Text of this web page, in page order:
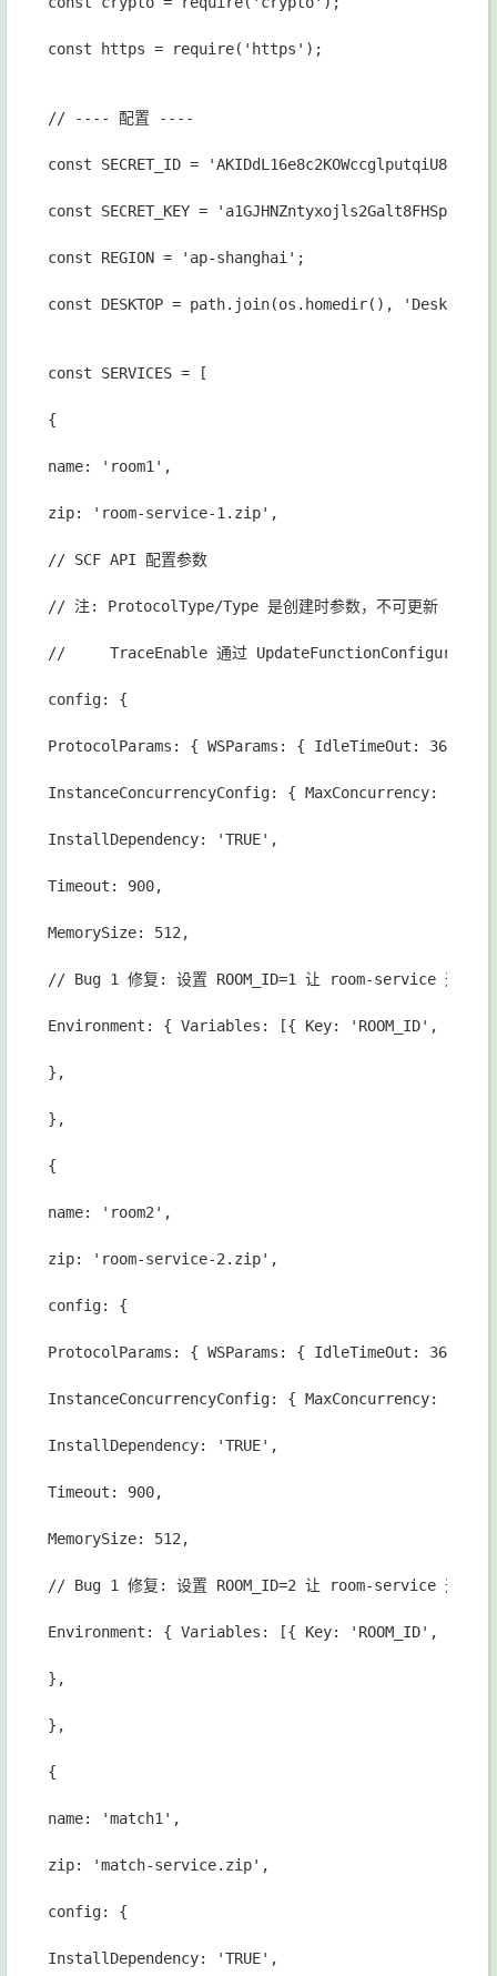
const https = require('https');
// ---- 配置 ----
const SECRET_ID =
const SECRET_KEY =
const REGION = 'ap-shanghai';
const DESKTOP = path.join(os.homedir(),
const SERVICES = [
{
name: 'room1',
zip: 'room-service-1.zip',
// SCF API 配置参数
// 注: ProtocolType/Type 是创建时参数，不可更新
//     TraceEnable 通过 UpdateFunctionConfiguration 设
config: {
ProtocolParams: { WSParams: { IdleTimeOut: 3600 }
InstanceConcurrencyConfig: { MaxConcurrency: 10,
InstallDependency: 'TRUE',
Timeout: 900,
MemorySize: 512,
// Bug 1 修复: 设置 ROOM_ID=1 让 room-service 通过环
Environment: { Variables: [{ Key: 'ROOM_ID',
},
},
{
name: 'room2',
zip: 'room-service-2.zip',
config: {
ProtocolParams: { WSParams: { IdleTimeOut: 3600 }
InstanceConcurrencyConfig: { MaxConcurrency: 10,
InstallDependency: 'TRUE',
Timeout: 900,
MemorySize: 512,
// Bug 1 修复: 设置 ROOM_ID=2 让 room-service 通过环
Environment: { Variables: [{ Key: 'ROOM_ID',
},
},
{
name: 'match1',
zip: 'match-service.zip',
config: {
InstallDependency: 'TRUE',